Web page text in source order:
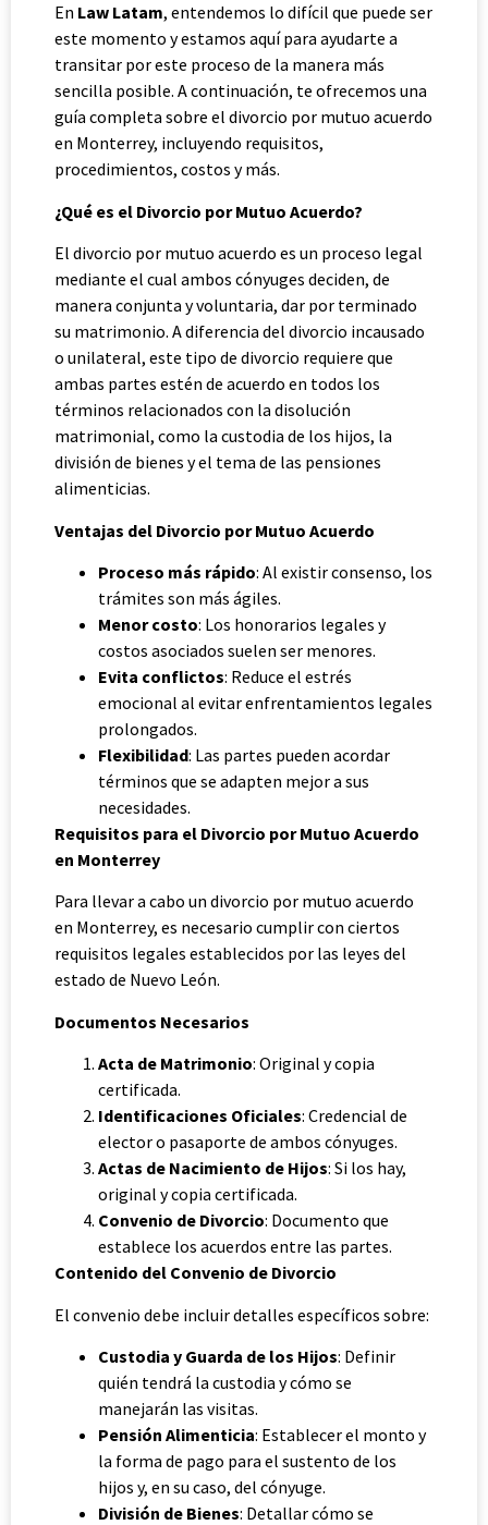
En Law Latam, entendemos lo difícil que puede ser
este momento y estamos aquí para ayudarte a
transitar por este proceso de la manera más
sencilla posible. A continuación, te ofrecemos una
guía completa sobre el divorcio por mutuo acuerdo
en Monterrey, incluyendo requisitos,
procedimientos, costos y más.
¿Qué es el Divorcio por Mutuo Acuerdo?
El divorcio por mutuo acuerdo es un proceso legal
mediante el cual ambos cónyuges deciden, de
manera conjunta y voluntaria, dar por terminado
su matrimonio. A diferencia del divorcio incausado
o unilateral, este tipo de divorcio requiere que
ambas partes estén de acuerdo en todos los
términos relacionados con la disolución
matrimonial, como la custodia de los hijos, la
división de bienes y el tema de las pensiones
alimenticias.
Ventajas del Divorcio por Mutuo Acuerdo
Proceso más rápido: Al existir consenso, los
trámites son más ágiles.
Menor costo: Los honorarios legales y
costos asociados suelen ser menores.
Evita conflictos: Reduce el estrés
emocional al evitar enfrentamientos legales
prolongados.
Flexibilidad: Las partes pueden acordar
términos que se adapten mejor a sus
necesidades.
Requisitos para el Divorcio por Mutuo Acuerdo
en Monterrey
Para llevar a cabo un divorcio por mutuo acuerdo
en Monterrey, es necesario cumplir con ciertos
requisitos legales establecidos por las leyes del
estado de Nuevo León.
Documentos Necesarios
Acta de Matrimonio: Original y copia
certificada.
Identificaciones Oficiales: Credencial de
elector o pasaporte de ambos cónyuges.
Actas de Nacimiento de Hijos: Si los hay,
original y copia certificada.
Convenio de Divorcio: Documento que
establece los acuerdos entre las partes.
Contenido del Convenio de Divorcio
El convenio debe incluir detalles específicos sobre:
Custodia y Guarda de los Hijos: Definir
quién tendrá la custodia y cómo se
manejarán las visitas.
Pensión Alimenticia: Establecer el monto y
la forma de pago para el sustento de los
hijos y, en su caso, del cónyuge.
División de Bienes: Detallar cómo se